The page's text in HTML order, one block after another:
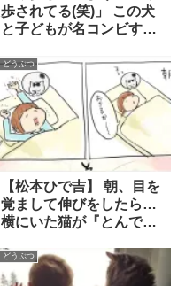
歩されてる(笑)」 この犬
と子どもが名コンビすぎ
どうぶつ
【松本ひで吉】 朝、目を
覚まして伸びをしたら…
横にいた猫が『とんでも
してきた！？
どうぶつ